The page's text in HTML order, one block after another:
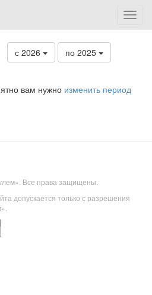
с 2026 по 2025
вам нужно изменить период
Все права защищены.
допускается только с разрешения